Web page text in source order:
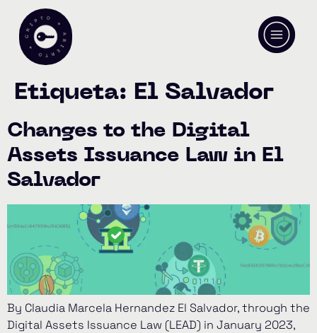
Etiqueta: El Salvador
Changes to the Digital
Assets Issuance Law in El
Salvador
By Claudia Marcela Hernandez El Salvador, through the
Digital Assets Issuance Law (LEAD) in January 2023,